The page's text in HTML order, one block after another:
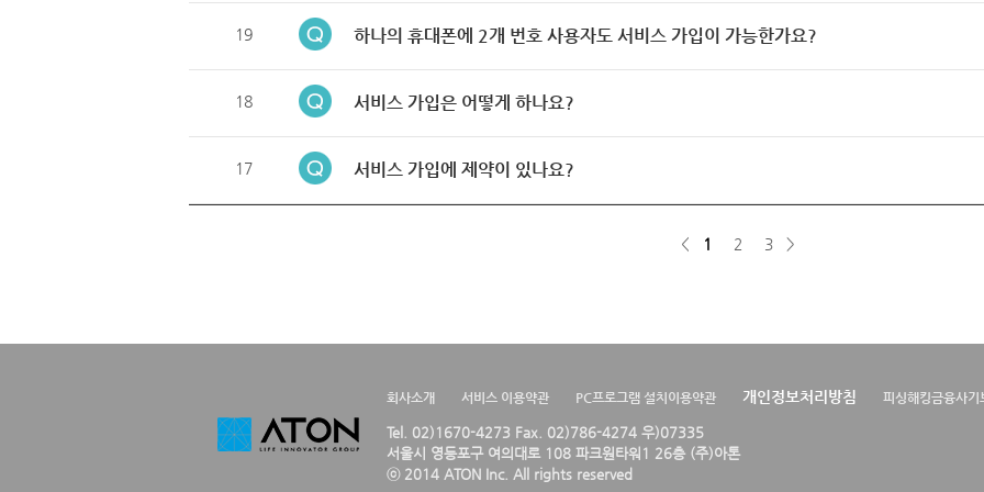
19 하나의 휴대폰에 2개 번호 사용자도 서비스 가입이 가능한가요?
18 서비스 가입은 어떻게 하나요?
17 서비스 가입에 제약이 있나요?
< 1 2 3 >
회사소개 서비스 이용약관 PC프로그램 설치이용약관 개인정보처리방침 피싱해킹금융사기
Tel. 02)1670-4273 Fax. 02)786-4274 우)07335
서울시 영등포구 여의대로 108 파크원타워1 26층 (주)아톤
ⓒ 2014 ATON Inc. All rights reserved